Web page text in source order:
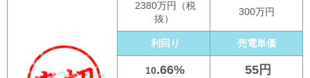
2380万円（税
抜）
300万円
利回り 売電単価
10.66% 55円